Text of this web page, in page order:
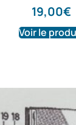
19,00€
Voir le